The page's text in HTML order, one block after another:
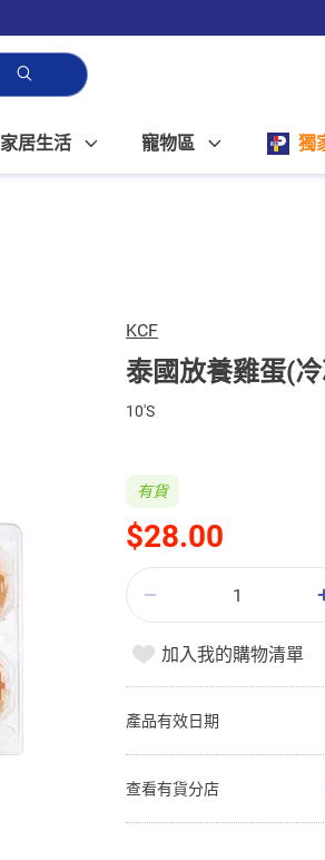
家居生活 寵物區 獨
KCF
泰國放養雞蛋(
10'S
$28.00
有貨
加入我的購物清單
產品有效日期
查看有貨分店